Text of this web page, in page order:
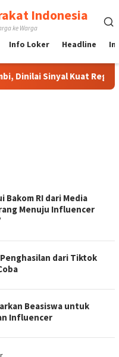
Indonesia
ke Warga
Info Loker Headline
Sinyal Kuat
Bakom RI dari Media
Menuju Influencer
dari Tiktok
Beasiswa untuk
Influencer